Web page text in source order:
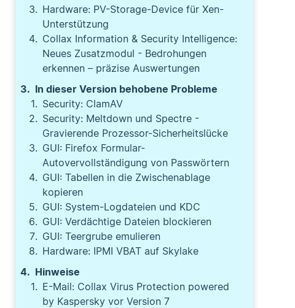
Hardware: PV-Storage-Device für Xen-
Unterstützung
Collax Information & Security Intelligence:
Neues Zusatzmodul - Bedrohungen
erkennen – präzise Auswertungen
In dieser Version behobene Probleme
Security: ClamAV
Security: Meltdown und Spectre -
Gravierende Prozessor-Sicherheitslücke
GUI: Firefox Formular-
Autovervollständigung von Passwörtern
GUI: Tabellen in die Zwischenablage
kopieren
GUI: System-Logdateien und KDC
GUI: Verdächtige Dateien blockieren
GUI: Teergrube emulieren
Hardware: IPMI VBAT auf Skylake
Hinweise
E-Mail: Collax Virus Protection powered
by Kaspersky vor Version 7